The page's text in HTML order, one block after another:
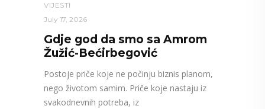
VIJESTI
July 17, 2026
Gdje god da smo sa Amrom
Žužić-Bećirbegović
Postoje priče koje ne počinju biznis planom,
nego životom samim. Priče koje nastaju iz
svakodnevnih potreba, iz